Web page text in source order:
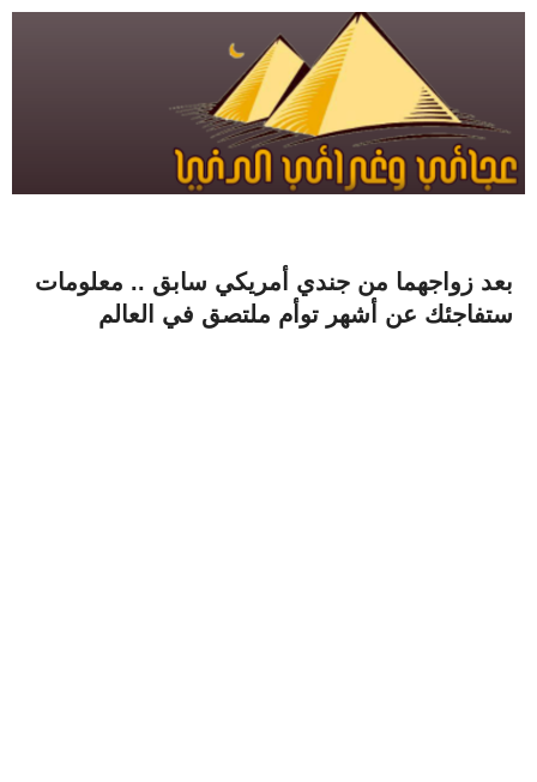
بعد زواجهما من جندي أمريكي سابق .. معلومات
ستفاجئك عن أشهر توأم ملتصق في العالم